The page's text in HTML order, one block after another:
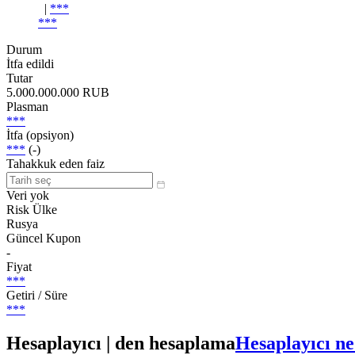
| ***
***
Durum
İtfa edildi
Tutar
5.000.000.000 RUB
Plasman
***
İtfa (opsiyon)
*** (-)
Tahakkuk eden faiz
Veri yok
Risk Ülke
Rusya
Güncel Kupon
-
Fiyat
***
Getiri / Süre
***
Hesaplayıcı | den hesaplamaHesaplayıcı